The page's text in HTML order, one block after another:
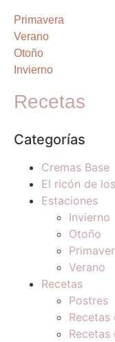
Primavera
Verano
Otoño
Invierno
Recetas
Categorías
Cremas Base
El ricón de
Estaciones
Invierno
Otoño
Verano
Recetas
Postres
Recetas